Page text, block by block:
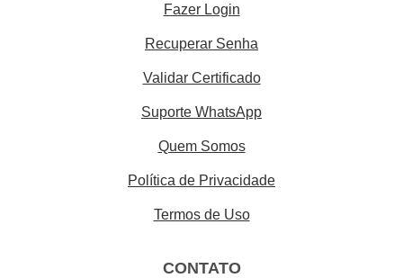
Fazer Login
Recuperar Senha
Validar Certificado
Suporte WhatsApp
Quem Somos
Política de Privacidade
Termos de Uso
CONTATO